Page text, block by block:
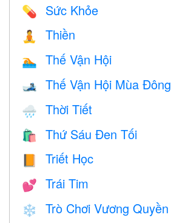
💊 Sức Khỏe
🧘 Thiền
🏊 Thế Vận Hội
🎿 Thế Vận Hội Mùa Đông
🌧 Thời Tiết
🛍 Thứ Sáu Đen Tối
📙 Triết Học
💕 Trái Tim
❄️ Trò Chơi Vương Quyền